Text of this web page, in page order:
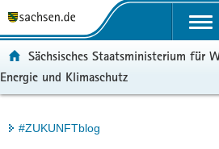
t
a
l
u
p
t
e
r
v
Portalübergreifende
Sächsisches Staatsministerium für
Energie und Klimaschutz
Hauptinhalt
#ZUKUNFTblog